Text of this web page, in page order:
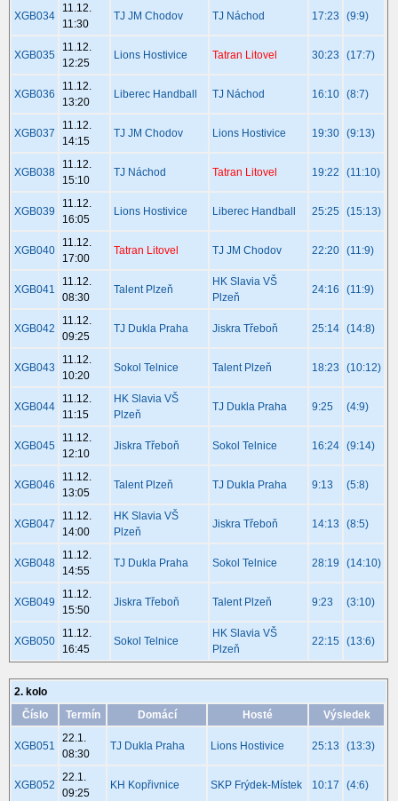
XGB034
11.12.
11:30
TJ JM Chodov TJ Náchod 17:23 (9:9)
XGB035
11.12.
12:25
Lions Hostivice Tatran Litovel 30:23 (17:7)
XGB036
11.12.
13:20
Liberec Handball TJ Náchod 16:10 (8:7)
XGB037
11.12.
14:15
TJ JM Chodov Lions Hostivice 19:30 (9:13)
XGB038
11.12.
15:10
TJ Náchod Tatran Litovel 19:22 (11:10)
XGB039
11.12.
16:05
Lions Hostivice Liberec Handball 25:25 (15:13)
XGB040
11.12.
17:00
Tatran Litovel TJ JM Chodov 22:20 (11:9)
XGB041
11.12.
08:30
Talent Plzeň
HK Slavia VŠ
Plzeň
24:16 (11:9)
XGB042
11.12.
09:25
TJ Dukla Praha Jiskra Třeboň 25:14 (14:8)
XGB043
11.12.
10:20
Sokol Telnice Talent Plzeň 18:23 (10:12)
XGB044
11.12.
11:15
HK Slavia VŠ
Plzeň
TJ Dukla Praha 9:25 (4:9)
XGB045
11.12.
12:10
Jiskra Třeboň Sokol Telnice 16:24 (9:14)
XGB046
11.12.
13:05
Talent Plzeň TJ Dukla Praha 9:13 (5:8)
XGB047
11.12.
14:00
HK Slavia VŠ
Plzeň
Jiskra Třeboň 14:13 (8:5)
XGB048
11.12.
14:55
TJ Dukla Praha Sokol Telnice 28:19 (14:10)
XGB049
11.12.
15:50
Jiskra Třeboň Talent Plzeň 9:23 (3:10)
XGB050
11.12.
16:45
Sokol Telnice
HK Slavia VŠ
Plzeň
22:15 (13:6)
2. kolo
Číslo
Termín Domácí Hosté Výsledek
XGB051
22.1.
08:30
TJ Dukla Praha Lions Hostivice 25:13 (13:3)
XGB052
22.1.
09:25
KH Kopřivnice SKP Frýdek-Místek 10:17 (4:6)